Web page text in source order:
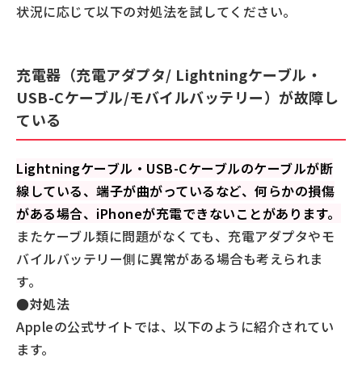
状況に応じて以下の対処法を試してください。
充電器（充電アダプタ/ Lightningケーブル・
USB-Cケーブル/モバイルバッテリー）が故障し
ている
Lightningケーブル・USB-Cケーブルのケーブルが断
線している、端子が曲がっているなど、何らかの損傷
がある場合、iPhoneが充電できないことがあります。
またケーブル類に問題がなくても、充電アダプタやモ
バイルバッテリー側に異常がある場合も考えられま
す。
●対処法
Appleの公式サイトでは、以下のように紹介されてい
ます。